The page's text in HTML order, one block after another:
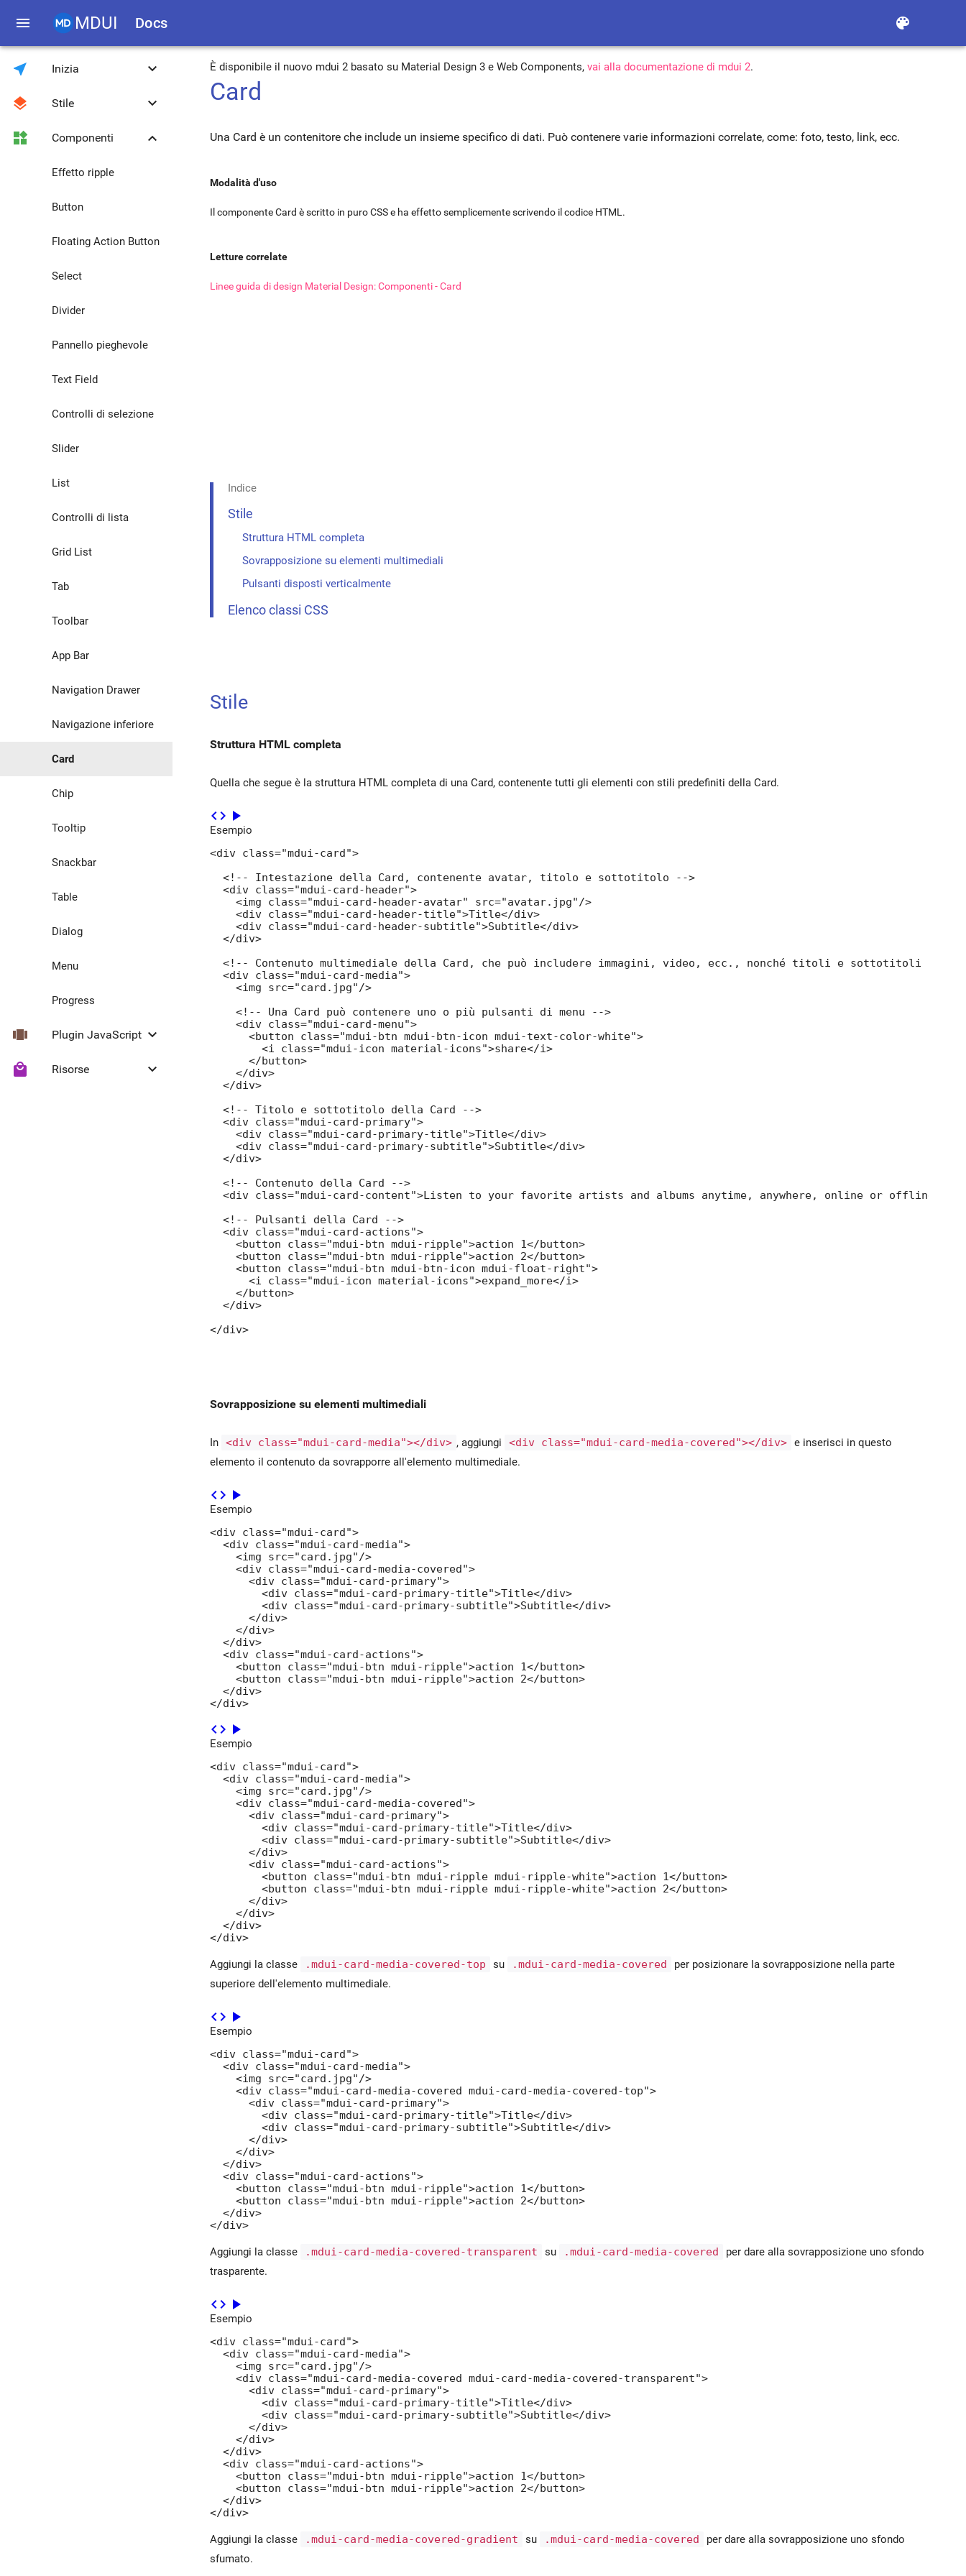
menu MDUI Docs color_lens
near_me Inizia keyboard_arrow_down
Introduzione
Download
Compatibilità
Libreria JavaScript
Metodi globali JS
Migrazione da 0.4.3 a
1.0.0
layers Stile keyboard_arrow_down
Colori e temi
Font Roboto
Griglia di layout
Tipografia
Icone
Media
Classi ausiliarie
Ombre
widgets Componenti keyboard_arrow_down
Effetto ripple
Button
Floating Action Button
Select
Divider
Pannello pieghevole
Text Field
Controlli di selezione
Slider
List
Controlli di lista
Grid List
Tab
Toolbar
App Bar
Navigation Drawer
Navigazione inferiore
Card
Chip
Tooltip
Snackbar
Table
Dialog
Menu
Progress
view_carousel Plugin JavaScript keyboard_arrow_down
Collapse
local_mall Risorse keyboard_arrow_down
È disponibile il nuovo mdui 2 basato su Material Design 3 e Web Components,vai alla documentazione di mdui 2.
Card
Una Card è un contenitore che include un insieme specifico di dati. Può contenere varie informazioni correlate, come: foto, testo, link, ecc.
Modalità d'uso
Il componente Card è scritto in puro CSS e ha effetto semplicemente scrivendo il codice HTML.
Letture correlate
Linee guida di design Material Design: Componenti - Card
Indice
Stile
Struttura HTML completa
Sovrapposizione su elementi multimediali
Pulsanti disposti verticalmente
Elenco classi CSS
Stile
Struttura HTML completa
Quella che segue è la struttura HTML completa di una Card, contenente tutti gli elementi con stili predefiniti della Card.
code play_arrow
Esempio
<div class="mdui-card">
  <!-- Intestazione della Card, contenente avatar, titolo e sottotitolo -->
  <div class="mdui-card-header">
    <img class="mdui-card-header-avatar" src="avatar.jpg"/>
    <div class="mdui-card-header-title">Title</div>
    <div class="mdui-card-header-subtitle">Subtitle</div>
  </div>
  <!-- Contenuto multimediale della Card, che può includere immagini, video, ecc., nonché titoli e sottotitoli -->
  <div class="mdui-card-media">
    <img src="card.jpg"/>
    <!-- Una Card può contenere uno o più pulsanti di menu -->
    <div class="mdui-card-menu">
      <button class="mdui-btn mdui-btn-icon mdui-text-color-white">
        <i class="mdui-icon material-icons">share</i>
      </button>
    </div>
  </div>
  <!-- Titolo e sottotitolo della Card -->
  <div class="mdui-card-primary">
    <div class="mdui-card-primary-title">Title</div>
    <div class="mdui-card-primary-subtitle">Subtitle</div>
  </div>
  <!-- Contenuto della Card -->
<div class="mdui-card-content">Listen to your favorite artists and albums anytime, anywhere, online or offline.</
  <!-- Pulsanti della Card -->
  <div class="mdui-card-actions">
    <button class="mdui-btn mdui-ripple">action 1</button>
    <button class="mdui-btn mdui-ripple">action 2</button>
    <button class="mdui-btn mdui-btn-icon mdui-float-right">
      <i class="mdui-icon material-icons">expand_more</i>
    </button>
  </div>
</div>
Sovrapposizione su elementi multimediali
In <div class="mdui-card-media"></div> , aggiungi <div class="mdui-card-media-covered"></div> e inserisci in questo
elemento il contenuto da sovrapporre all'elemento multimediale.
code play_arrow
Esempio
<div class="mdui-card">
  <div class="mdui-card-media">
    <img src="card.jpg"/>
    <div class="mdui-card-media-covered">
      <div class="mdui-card-primary">
        <div class="mdui-card-primary-title">Title</div>
        <div class="mdui-card-primary-subtitle">Subtitle</div>
      </div>
    </div>
  </div>
  <div class="mdui-card-actions">
    <button class="mdui-btn mdui-ripple">action 1</button>
    <button class="mdui-btn mdui-ripple">action 2</button>
  </div>
</div>
code play_arrow
Esempio
<div class="mdui-card">
  <div class="mdui-card-media">
    <img src="card.jpg"/>
    <div class="mdui-card-media-covered">
      <div class="mdui-card-primary">
        <div class="mdui-card-primary-title">Title</div>
        <div class="mdui-card-primary-subtitle">Subtitle</div>
      </div>
      <div class="mdui-card-actions">
        <button class="mdui-btn mdui-ripple mdui-ripple-white">action 1</button>
        <button class="mdui-btn mdui-ripple mdui-ripple-white">action 2</button>
      </div>
    </div>
  </div>
</div>
Aggiungi la classe .mdui-card-media-covered-top su .mdui-card-media-covered
per posizionare la sovrapposizione nella parte
superiore dell'elemento multimediale.
code play_arrow
Esempio
<div class="mdui-card">
  <div class="mdui-card-media">
    <img src="card.jpg"/>
    <div class="mdui-card-media-covered mdui-card-media-covered-top">
      <div class="mdui-card-primary">
        <div class="mdui-card-primary-title">Title</div>
        <div class="mdui-card-primary-subtitle">Subtitle</div>
      </div>
    </div>
  </div>
  <div class="mdui-card-actions">
    <button class="mdui-btn mdui-ripple">action 1</button>
    <button class="mdui-btn mdui-ripple">action 2</button>
  </div>
</div>
Aggiungi la classe .mdui-card-media-covered-transparent su .mdui-card-media-covered
per dare alla sovrapposizione uno sfondo
trasparente.
code play_arrow
Esempio
<div class="mdui-card">
  <div class="mdui-card-media">
    <img src="card.jpg"/>
    <div class="mdui-card-media-covered mdui-card-media-covered-transparent">
      <div class="mdui-card-primary">
        <div class="mdui-card-primary-title">Title</div>
        <div class="mdui-card-primary-subtitle">Subtitle</div>
      </div>
    </div>
  </div>
  <div class="mdui-card-actions">
    <button class="mdui-btn mdui-ripple">action 1</button>
    <button class="mdui-btn mdui-ripple">action 2</button>
  </div>
</div>
Aggiungi la classe .mdui-card-media-covered-gradient su .mdui-card-media-covered
per dare alla sovrapposizione uno sfondo
sfumato.